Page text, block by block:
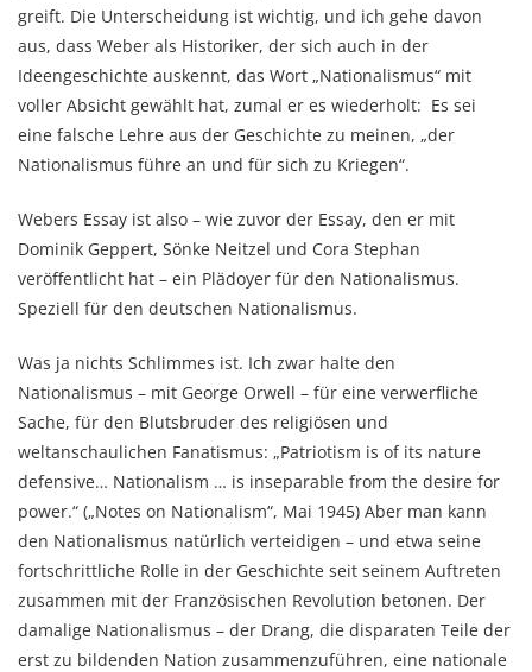
greift. Die Unterscheidung ist wichtig, und ich gehe davon
aus, dass Weber als Historiker, der sich auch in der
Ideengeschichte auskennt, das Wort „Nationalismus“ mit
voller Absicht gewählt hat, zumal er es wiederholt: Es sei
eine falsche Lehre aus der Geschichte zu meinen, „der
Nationalismus führe an und für sich zu Kriegen“.
Webers Essay ist also – wie zuvor der Essay, den er mit
Dominik Geppert, Sönke Neitzel und Cora Stephan
veröffentlicht hat – ein Plädoyer für den Nationalismus.
Speziell für den deutschen Nationalismus.
Was ja nichts Schlimmes ist. Ich zwar halte den
Nationalismus – mit George Orwell – für eine verwerfliche
Sache, für den Blutsbruder des religiösen und
weltanschaulichen Fanatismus: „Patriotism is of its nature
defensive… Nationalism … is inseparable from the desire for
power.“ („Notes on Nationalism“, Mai 1945) Aber man kann
den Nationalismus natürlich verteidigen – und etwa seine
fortschrittliche Rolle in der Geschichte seit seinem Auftreten
zusammen mit der Französischen Revolution betonen. Der
damalige Nationalismus – der Drang, die disparaten Teile der
erst zu bildenden Nation zusammenzuführen, eine nationale